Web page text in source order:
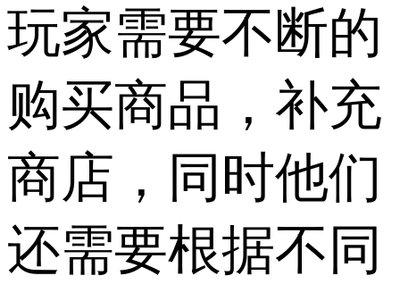
玩家需要不断的
购买商品，补充
商店，同时他们
还需要根据不同